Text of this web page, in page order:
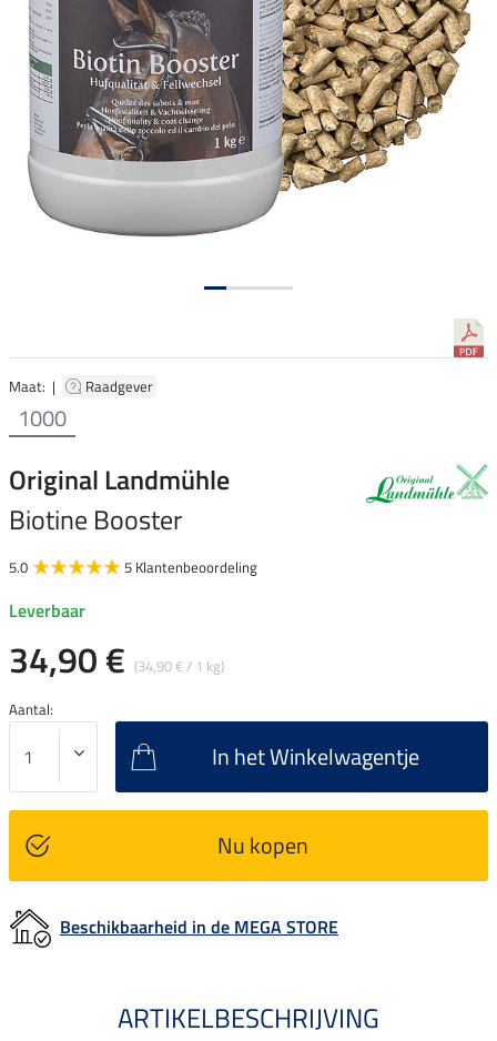
Maat: | Raadgever
1000
Original Landmühle
Biotine Booster
5.0 5 Klantenbeoordeling
Leverbaar
34,90 € (34,90 € / 1 kg)
Aantal:
In het Winkelwagentje
Nu kopen
Beschikbaarheid in de MEGA STORE
ARTIKELBESCHRIJVING